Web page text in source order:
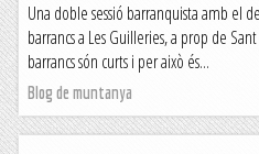
Una doble sessió barranquista amb el
barrancs a Les Guilleries, a prop de
barrancs són curts i per això és...
Blog de muntanya